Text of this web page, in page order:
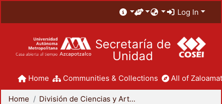
Log In
Secretaría de
Unidad
Home Communities & Collections All of
Home
División de Ciencias y Artes para el Diseño